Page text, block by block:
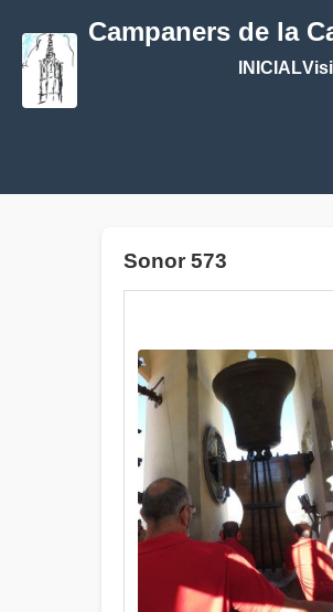
Campaners de la
INICIAL
Sonor 573